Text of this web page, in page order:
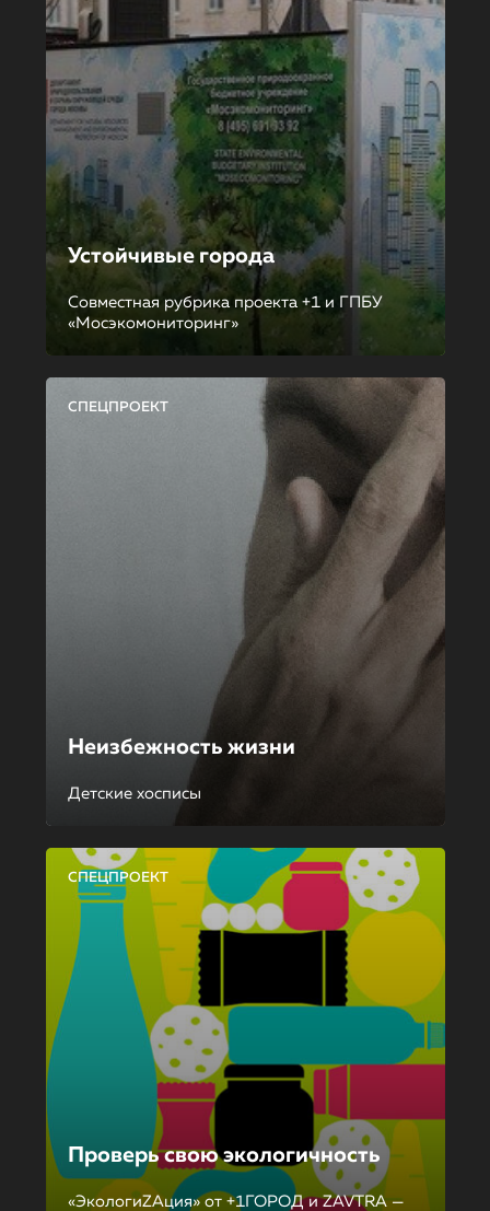
Устойчивые города
Совместная рубрика проекта +1 и ГПБУ
«Мосэкомониторинг»
СПЕЦПРОЕКТ
Неизбежность жизни
Детские хосписы
СПЕЦПРОЕКТ
Проверь свою экологичность
«ЭкологиZAция» от +1ГОРОД и ZAVTRA —